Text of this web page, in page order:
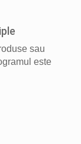
sau
este